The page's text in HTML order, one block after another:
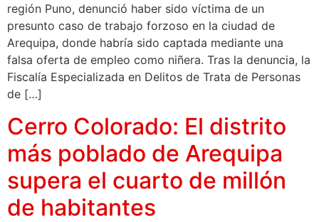
región Puno, denunció haber sido víctima de un
presunto caso de trabajo forzoso en la ciudad de
Arequipa, donde habría sido captada mediante una
falsa oferta de empleo como niñera. Tras la denuncia, la
Fiscalía Especializada en Delitos de Trata de Personas
de […]
Cerro Colorado: El distrito
más poblado de Arequipa
supera el cuarto de millón
de habitantes